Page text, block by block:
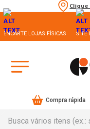
Clique
ENCARTE LOJAS FÍSICAS SITE
Compra rápida